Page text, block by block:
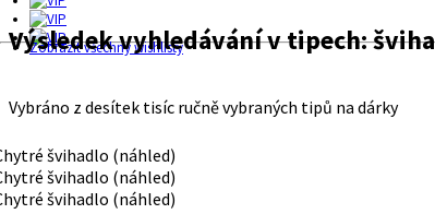
Zobrazit všechny wishlisty
Výsledek vyhledávání v tipech:
Vybráno z desítek tisíc ručně vybraných tipů na dárky